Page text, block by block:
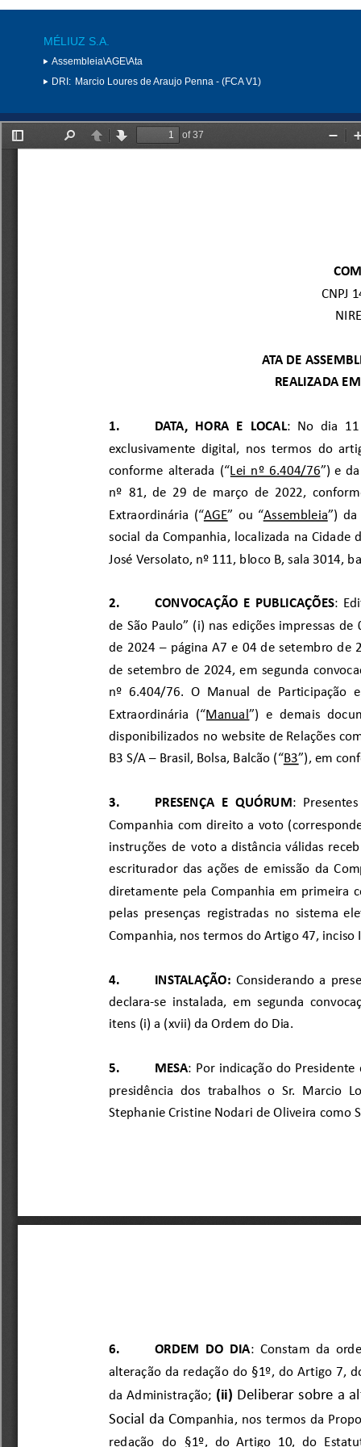
MÉLIUZ S.A.
Assembleia\AGE\Ata
DRI: Marcio Loures de Araujo Penna - (FCA V1)